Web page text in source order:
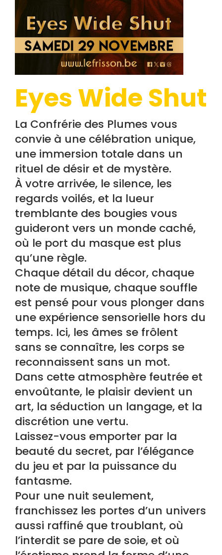
Eyes Wide Shut
La Confrérie des Plumes vous
convie à une célébration unique,
une immersion totale dans un
rituel de désir et de mystère.
À votre arrivée, le silence, les
regards voilés, et la lueur
tremblante des bougies vous
guideront vers un monde caché,
où le port du masque est plus
qu’une règle.
Chaque détail du décor, chaque
note de musique, chaque souffle
est pensé pour vous plonger dans
une expérience sensorielle hors du
temps. Ici, les âmes se frôlent
sans se connaître, les corps se
reconnaissent sans un mot.
Dans cette atmosphère feutrée et
envoûtante, le plaisir devient un
art, la séduction un langage, et la
discrétion une vertu.
Laissez-vous emporter par la
beauté du secret, par l’élégance
du jeu et par la puissance du
fantasme.
Pour une nuit seulement,
franchissez les portes d’un univers
aussi raffiné que troublant, où
l’interdit se pare de soie, et où